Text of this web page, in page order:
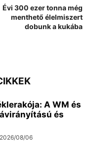
Évi 300 ezer tonna még
menthető élelmiszert
dobunk a kukába
A WM és
és
2026/08/06